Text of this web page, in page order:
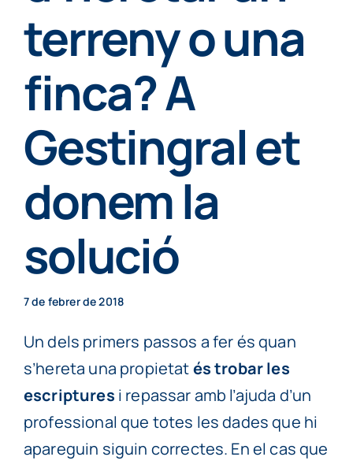
Continguts
terreny o una
finca? A
Gestingral et
donem la
solució
7 de febrer de 2018
Un dels primers passos a fer és quan
s’hereta una propietatés trobar les
escriptures i repassar amb l’ajuda d’un
professional que totes les dades que hi
apareguin siguin correctes. En el cas que